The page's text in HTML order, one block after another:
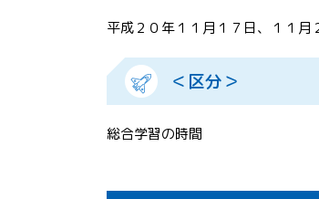
平成２０年１１月１７日、１１月
＜区分＞
総合学習の時間